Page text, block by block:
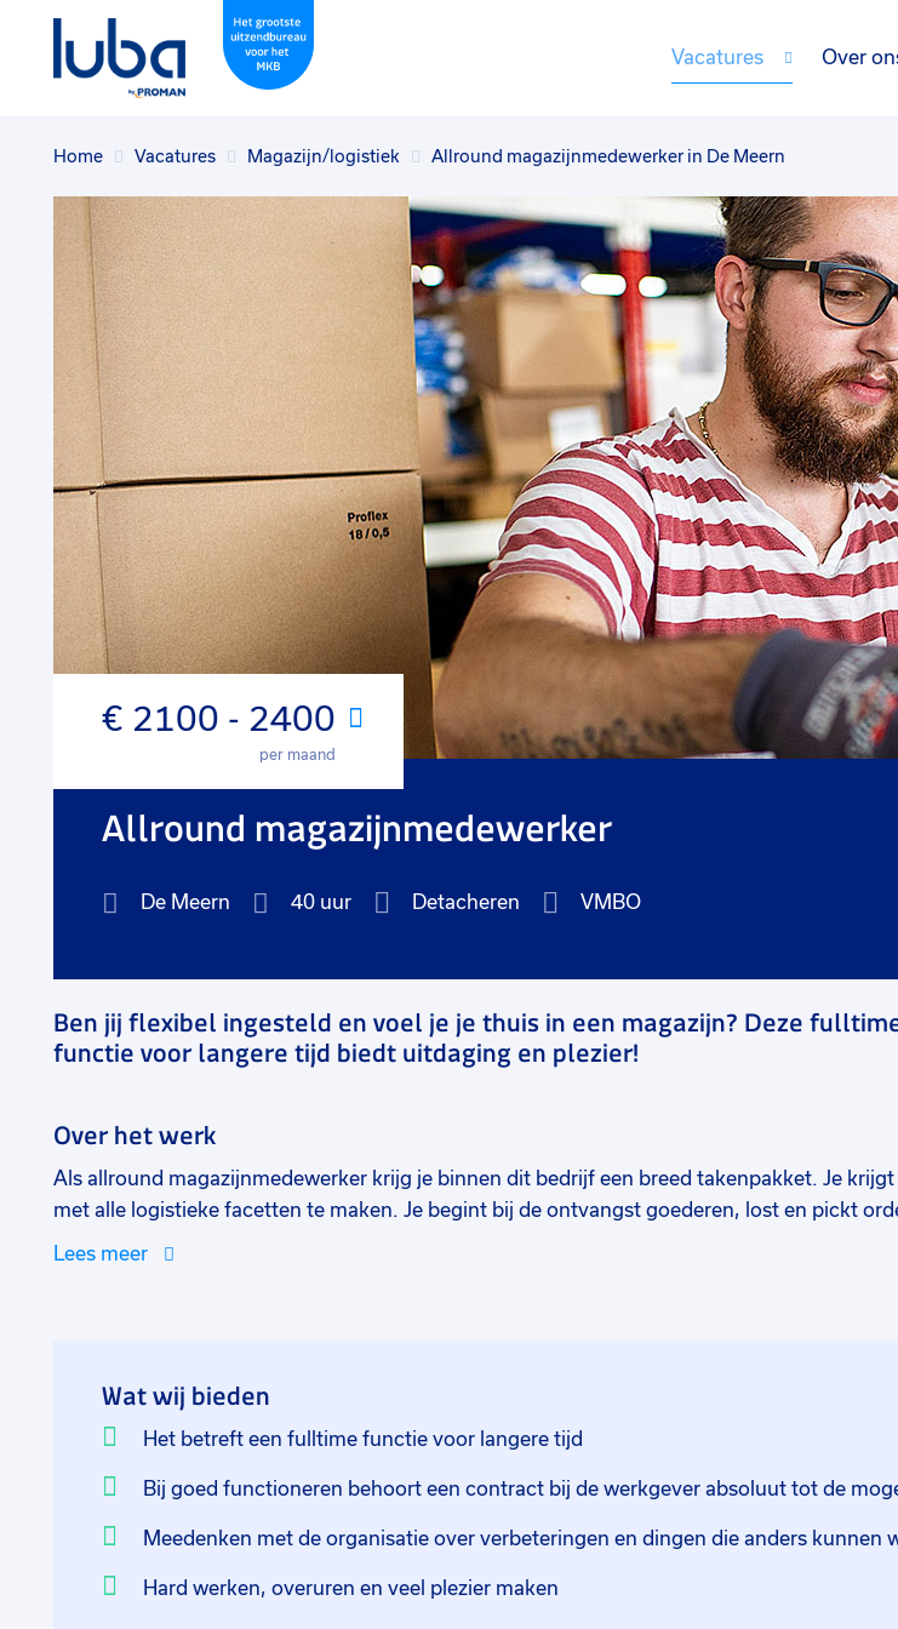
Vacatures Over
Home Vacatures Magazijn/logistiek Allround magazijnmedewerker in De Meern
Maand
€ 2100 - 2400
per maand
Allround magazijnmedewerker
De Meern 40 uur Detacheren VMBO
Ben jij flexibel ingesteld en voel je je thuis in een magazijn? Deze
functie voor langere tijd biedt uitdaging en plezier!
Over het werk
Als allround magazijnmedewerker krijg je binnen dit bedrijf een breed takenpakket. Je krijgt
met alle logistieke facetten te maken. Je begint bij de ontvangst goederen, lost en pickt
en staat op de expeditie. Uiteindelijk kom je terecht op de afdeling waar je het beste
ervoor dat het op de juiste plek binnen het bedrijf komt. Op de afdeling orderpicking pick jij
orders aan de hand van een lijst voor de klant. Alle producten doe je in een krat en hier komt
zijn (denk aan kruiden), maar ook versproducten. Diepgevroren producten worden door
collega's verwerkt.
Op de afdeling expeditie ben jij de laatste schakel in het logistieke proces. Je zorgt ervoor dat
Lees meer
Wat wij bieden
Het betreft een fulltime functie voor langere tijd
Bij goed functioneren behoort een contract bij de werkgever absoluut tot de
Meedenken met de organisatie over verbeteringen en dingen die anders kunnen
Hard werken, overuren en veel plezier maken